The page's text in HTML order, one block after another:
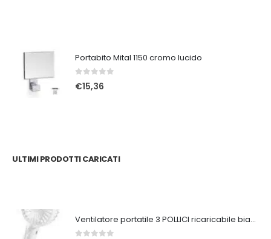
Portabito Mital 1150 cromo lucido
Su 5
€15,36
ULTIMI PRODOTTI CARICATI
Ventilatore portatile 3 POLLICI ricaricabile bianco